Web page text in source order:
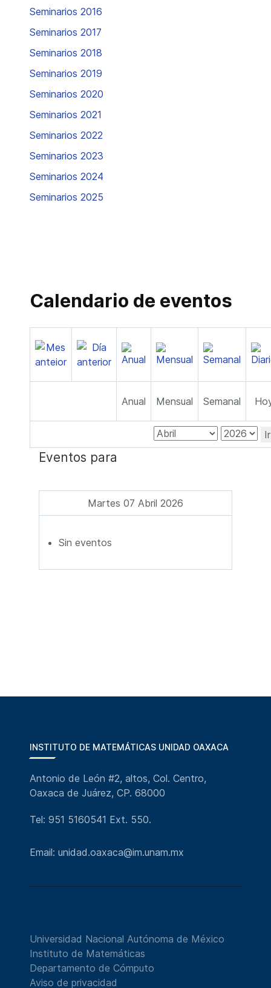
Seminarios 2016
Seminarios 2017
Seminarios 2018
Seminarios 2019
Seminarios 2020
Seminarios 2021
Seminarios 2022
Seminarios 2023
Seminarios 2024
Seminarios 2025
Calendario de eventos
Anual Mensual Semanal
Eventos para
Martes 07 Abril 2026
Sin eventos
INSTITUTO DE MATEMÁTICAS UNIDAD OAXACA
Antonio de León #2, altos, Col. Centro,
Oaxaca de Juárez, CP. 68000
Tel: 951 5160541 Ext. 550.
Email: unidad.oaxaca@im.unam.mx
Universidad Nacional Autónoma de México
Instituto de Matemáticas
Departamento de Cómputo
Aviso de privacidad